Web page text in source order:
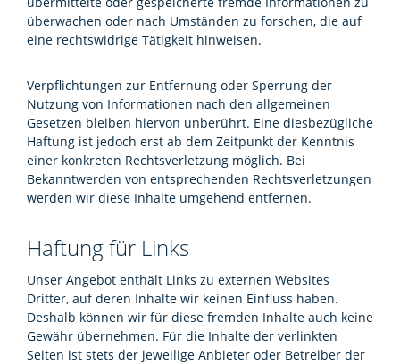
überwachen oder nach Umständen zu forschen, die auf
eine rechtswidrige Tätigkeit hinweisen.
Verpflichtungen zur Entfernung oder Sperrung der
Nutzung von Informationen nach den allgemeinen
Gesetzen bleiben hiervon unberührt. Eine diesbezügliche
Haftung ist jedoch erst ab dem Zeitpunkt der Kenntnis
einer konkreten Rechtsverletzung möglich. Bei
Bekanntwerden von entsprechenden Rechtsverletzungen
werden wir diese Inhalte umgehend entfernen.
Haftung für Links
Unser Angebot enthält Links zu externen Websites
Dritter, auf deren Inhalte wir keinen Einfluss haben.
Deshalb können wir für diese fremden Inhalte auch keine
Gewähr übernehmen. Für die Inhalte der verlinkten
Seiten ist stets der jeweilige Anbieter oder Betreiber der